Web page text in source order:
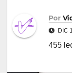
Por
DIC
455